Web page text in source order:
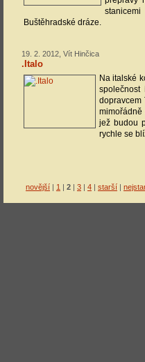
Buštěhradské dráze.
19. 2. 2012, Vít Hinčica
.Italo
Na italské
společnost
jež budou
rychle se
novější | 1 | 2 | 3 | 4 | starší |